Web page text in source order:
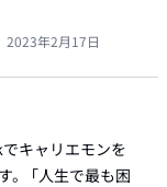
2023年2月17日
キャリエモンを
。 ｢人生で最も困